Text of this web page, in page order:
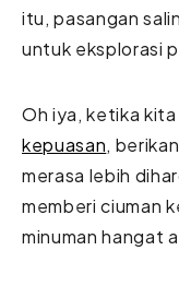
itu, pasangan
untuk eksplorasi
Oh iya, ketika
kepuasan,
merasa lebih
memberi ciuman
minuman hangat